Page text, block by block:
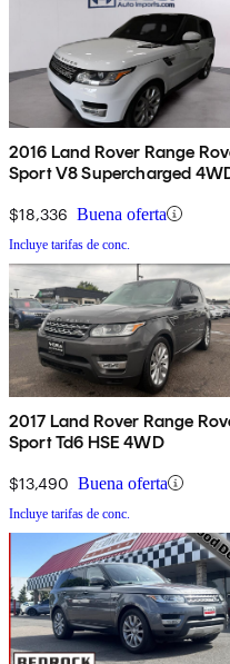
2016 Land Rover Range
Sport V8 Supercharged
$18,336 Buena oferta
Incluye tarifas de conc.
2017 Land Rover Range
Sport Td6 HSE 4WD
$13,490 Buena oferta
Incluye tarifas de conc.